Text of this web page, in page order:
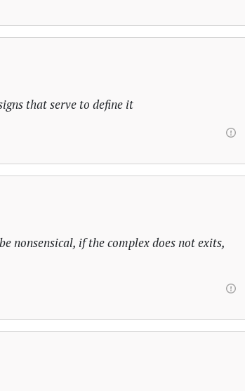
that serve to define it
nonsensical, if the complex does not exits,